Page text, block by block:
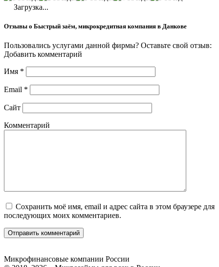
Загрузка...
Отзывы о Быстрый заём, микрокредитная компания в Данкове
Пользовались услугами данной фирмы? Оставьте свой отзыв:
Добавить комментарий
Имя *
Email *
Сайт
Комментарий
Сохранить моё имя, email и адрес сайта в этом браузере для
последующих моих комментариев.
Микрофинансовые компании России